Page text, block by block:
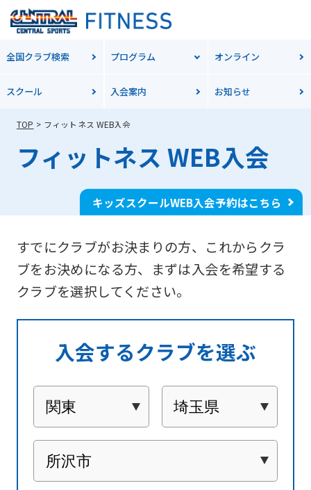
全国クラブ検索 プログラム オンライン
スクール 入会案内 お知らせ
TOP フィットネス WEB入会
フィットネス WEB入会
キッズスクールWEB入会予約はこちら
すでにクラブがお決まりの方、これからクラ
ブをお決めになる方、 まずは入会を希望する
クラブを選択してください。
入会するクラブを選ぶ